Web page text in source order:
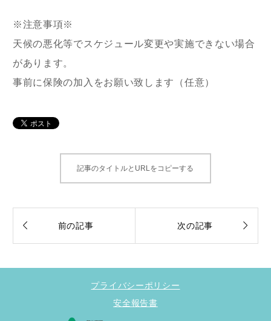
※注意事項※
天候の悪化等でスケジュール変更や実施できない場合
があります。
事前に保険の加入をお願い致します（任意）
記事のタイトルとURLをコピーする
 前の記事 次の記事 
プライバシーポリシー
安全報告書